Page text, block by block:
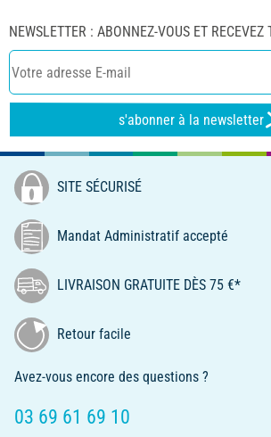
NEWSLETTER : ABONNEZ-VOUS ET RECEVEZ
s'abonner à la newsletter
SITE SÉCURISÉ
Mandat Administratif accepté
LIVRAISON GRATUITE DÈS 75 €*
Retour facile
Avez-vous encore des questions ?
03 69 61 69 10